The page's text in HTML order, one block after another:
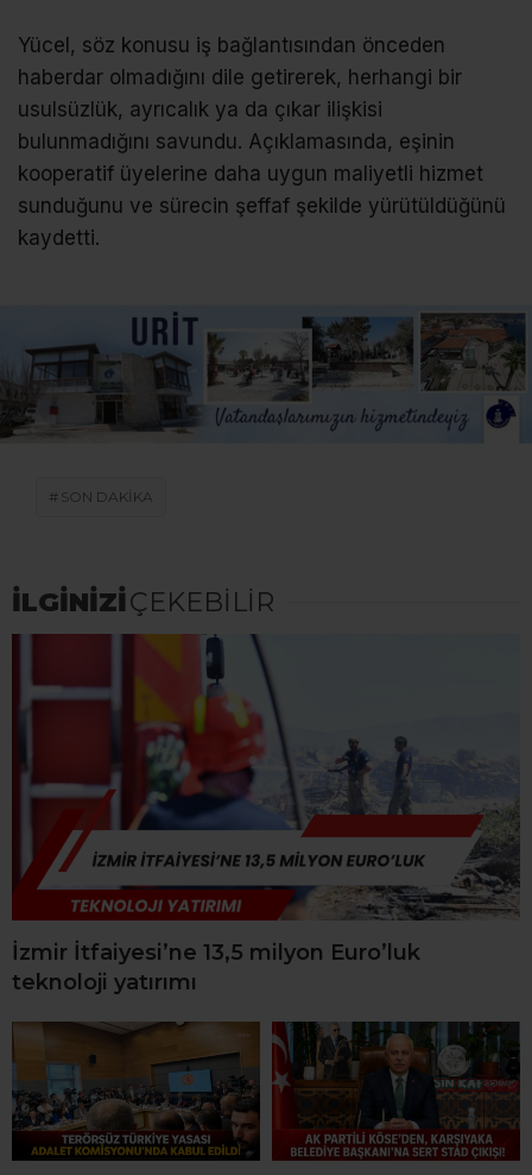
Yücel, söz konusu iş bağlantısından önceden
haberdar olmadığını dile getirerek, herhangi bir
usulsüzlük, ayrıcalık ya da çıkar ilişkisi
bulunmadığını savundu. Açıklamasında, eşinin
kooperatif üyelerine daha uygun maliyetli hizmet
sunduğunu ve sürecin şeffaf şekilde yürütüldüğünü
kaydetti.
SON DAKİKA
İLGİNİZİÇEKEBİLİR
İzmir İtfaiyesi’ne 13,5 milyon Euro’luk
teknoloji yatırımı